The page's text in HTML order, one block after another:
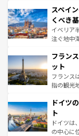
ろん、ト
景など、
ピザやパ
できる。
なお、新
しい。
スペイ
くべき
イベリア
注ぐ地中
文化が根
れる闘牛
る。首都
アートに
せる。地
ンテンツ
フラン
ット
フランス
指の観光
で、幅広
聖堂、美
から魅了
れ、フラ
ドイツ
ト
ドイツは
の中心に